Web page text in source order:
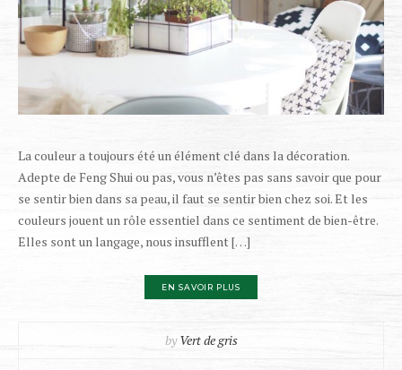
La couleur a toujours été un élément clé dans la décoration.
Adepte de Feng Shui ou pas, vous n’êtes pas sans savoir que pour
se sentir bien dans sa peau, il faut se sentir bien chez soi. Et les
couleurs jouent un rôle essentiel dans ce sentiment de bien-être.
Elles sont un langage, nous insufflent […]
EN SAVOIR PLUS
byVert de gris